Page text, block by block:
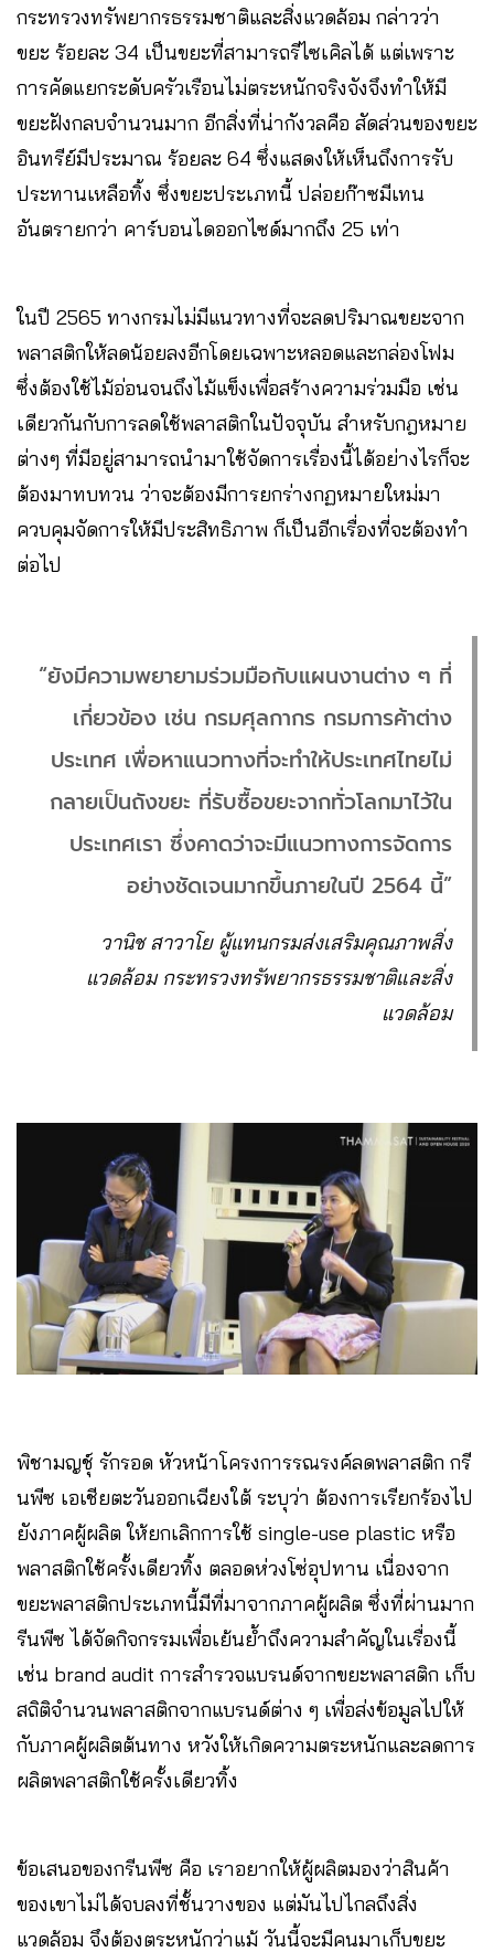
กระทรวงทรัพยากรธรรมชาติและสิ่งแวดล้อม กล่าวว่า
ขยะ ร้อยละ 34 เป็นขยะที่สามารถรีไซเคิลได้ แต่เพราะ
การคัดแยกระดับครัวเรือนไม่ตระหนักจริงจังจึงทำให้มี
ขยะฝังกลบจำนวนมาก อีกสิ่งที่น่ากังวลคือ สัดส่วนของขยะ
อินทรีย์มีประมาณ ร้อยละ 64 ซึ่งแสดงให้เห็นถึงการรับ
ประทานเหลือทิ้ง ซึ่งขยะประเภทนี้ ปล่อยก๊าซมีเทน
อันตรายกว่า คาร์บอนไดออกไซด์มากถึง 25 เท่า
ในปี 2565 ทางกรมไม่มีแนวทางที่จะลดปริมาณขยะจาก
พลาสติกให้ลดน้อยลงอีกโดยเฉพาะหลอดและกล่องโฟม
ซึ่งต้องใช้ไม้อ่อนจนถึงไม้แข็งเพื่อสร้างความร่วมมือ เช่น
เดียวกันกับการลดใช้พลาสติกในปัจจุบัน สำหรับกฎหมาย
ต่างๆ ที่มีอยู่สามารถนำมาใช้จัดการเรื่องนี้ได้อย่างไรก็จะ
ต้องมาทบทวน ว่าจะต้องมีการยกร่างกฏหมายใหม่มา
ควบคุมจัดการให้มีประสิทธิภาพ ก็เป็นอีกเรื่องที่จะต้องทำ
ต่อไป
“ยังมีความพยายามร่วมมือกับแผนงานต่าง ๆ ที่
เกี่ยวข้อง เช่น กรมศุลกากร กรมการค้าต่าง
ประเทศ เพื่อหาแนวทางที่จะทำให้ประเทศไทยไม่
กลายเป็นถังขยะ ที่รับซื้อขยะจากทั่วโลกมาไว้ใน
ประเทศเรา ซึ่งคาดว่าจะมีแนวทางการจัดการ
อย่างชัดเจนมากขึ้นภายในปี 2564 นี้”
วานิช สาวาโย ผู้แทนกรมส่งเสริมคุณภาพสิ่ง
แวดล้อม กระทรวงทรัพยากรธรรมชาติและสิ่ง
แวดล้อม
พิชามญชุ์ รักรอด หัวหน้าโครงการรณรงค์ลดพลาสติก กรี
นพีซ เอเชียตะวันออกเฉียงใต้ ระบุว่า ต้องการเรียกร้องไป
ยังภาคผู้ผลิต ให้ยกเลิกการใช้ single-use plastic หรือ
พลาสติกใช้ครั้งเดียวทิ้ง ตลอดห่วงโซ่อุปทาน เนื่องจาก
ขยะพลาสติกประเภทนี้มีที่มาจากภาคผู้ผลิต ซึ่งที่ผ่านมาก
รีนพีซ ได้จัดกิจกรรมเพื่อเย้นย้ำถึงความสำคัญในเรื่องนี้
เช่น brand audit การสำรวจแบรนด์จากขยะพลาสติก เก็บ
สถิติจำนวนพลาสติกจากแบรนด์ต่าง ๆ เพื่อส่งข้อมูลไปให้
กับภาคผู้ผลิตต้นทาง หวังให้เกิดความตระหนักและลดการ
ผลิตพลาสติกใช้ครั้งเดียวทิ้ง
ข้อเสนอของกรีนพีซ คือ เราอยากให้ผู้ผลิตมองว่าสินค้า
ของเขาไม่ได้จบลงที่ชั้นวางของ แต่มันไปไกลถึงสิ่ง
แวดล้อม จึงต้องตระหนักว่าแม้ วันนี้จะมีคนมาเก็บขยะ